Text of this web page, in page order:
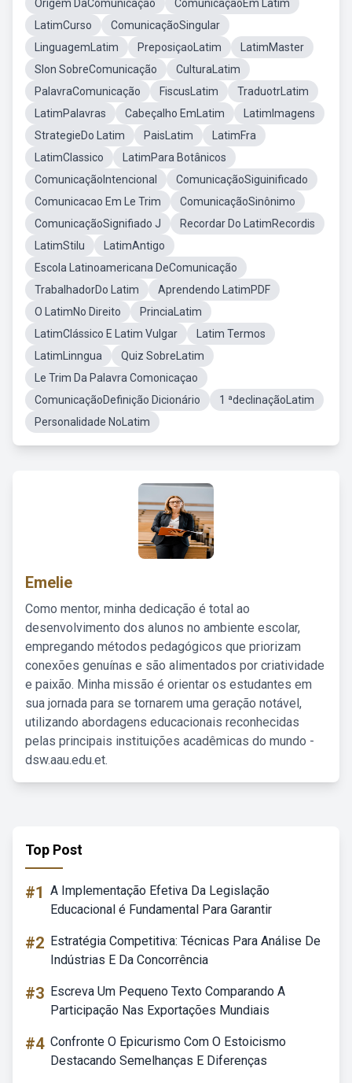
Origem DaComunicação
ComunicaçãoEm Latim
LatimCurso
ComunicaçãoSingular
LinguagemLatim
PreposiçaoLatim
LatimMaster
Slon SobreComunicação
CulturaLatim
PalavraComunicação
FiscusLatim
TraduotrLatim
LatimPalavras
Cabeçalho EmLatim
LatimImagens
StrategieDo Latim
PaisLatim
LatimFra
LatimClassico
LatimPara Botânicos
ComunicaçãoIntencional
ComunicaçãoSiguinificado
Comunicacao Em Le Trim
ComunicaçãoSinônimo
ComunicaçãoSignifiado J
Recordar Do LatimRecordis
LatimStilu
LatimAntigo
Escola Latinoamericana DeComunicação
TrabalhadorDo Latim
Aprendendo LatimPDF
O LatimNo Direito
PrinciaLatim
LatimClássico E Latim Vulgar
Latim Termos
LatimLinngua
Quiz SobreLatim
Le Trim Da Palavra Comonicaçao
ComunicaçãoDefinição Dicionário
1 ªdeclinaçãoLatim
Personalidade NoLatim
Emelie
Como mentor, minha dedicação é total ao
desenvolvimento dos alunos no ambiente escolar,
empregando métodos pedagógicos que priorizam
conexões genuínas e são alimentados por criatividade
e paixão. Minha missão é orientar os estudantes em
sua jornada para se tornarem uma geração notável,
utilizando abordagens educacionais reconhecidas
pelas principais instituições acadêmicas do mundo -
dsw.aau.edu.et.
Top Post
#1 A Implementação Efetiva Da Legislação
Educacional é Fundamental Para Garantir
#2 Estratégia Competitiva: Técnicas Para Análise De
Indústrias E Da Concorrência
#3 Escreva Um Pequeno Texto Comparando A
Participação Nas Exportações Mundiais
#4 Confronte O Epicurismo Com O Estoicismo
Destacando Semelhanças E Diferenças